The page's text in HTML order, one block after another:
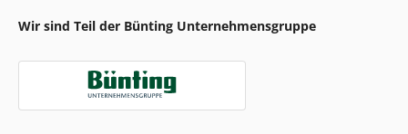
Wir sind Teil der Bünting Unternehmensgruppe